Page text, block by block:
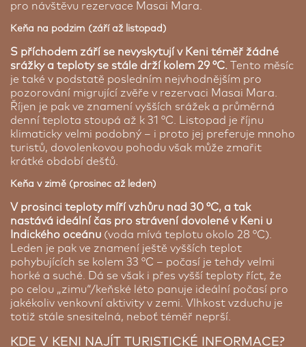
pro návštěvu rezervace Masai Mara.
Keňa na podzim (září až listopad)
S příchodem září se nevyskytují v Keni téměř žádné
srážky a teploty se stále drží kolem 29 °C. Tento měsíc
je také v podstatě posledním nejvhodnějším pro
pozorování migrující zvěře v rezervaci Masai Mara.
Říjen je pak ve znamení vyšších srážek a průměrná
denní teplota stoupá až k 31 °C. Listopad je říjnu
klimaticky velmi podobný – i proto jej preferuje mnoho
turistů, dovolenkovou pohodu však může zmařit
krátké období dešťů.
Keňa v zimě (prosinec až leden)
V prosinci teploty míří vzhůru nad 30 °C, a tak
nastává ideální čas pro strávení dovolené v Keni u
Indického oceánu (voda mívá teplotu okolo 28 °C).
Leden je pak ve znamení ještě vyšších teplot
pohybujících se kolem 33 °C – počasí je tehdy velmi
horké a suché. Dá se však i přes vyšší teploty říct, že
po celou „zimu“/keňské léto panuje ideální počasí pro
jakékoliv venkovní aktivity v zemi. Vlhkost vzduchu je
totiž stále snesitelná, neboť téměř neprší.
KDE V KENI NAJÍT TURISTICKÉ INFORMACE?